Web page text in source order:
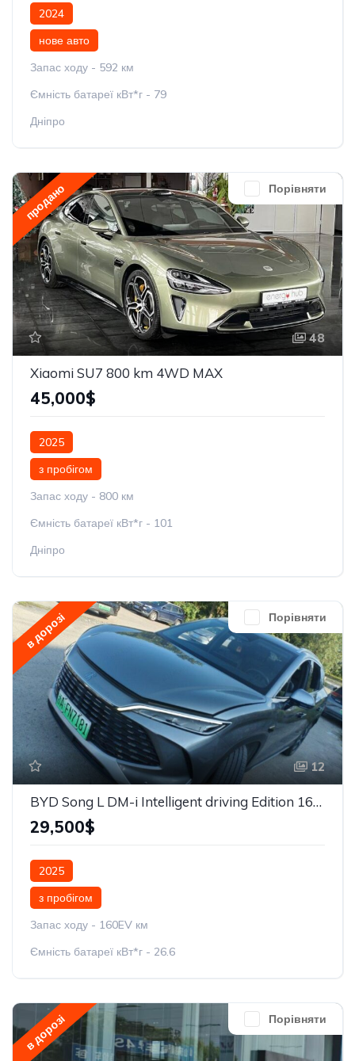
2024
нове авто
Запас ходу - 592 км
Ємність батареї кВт*г - 79
Дніпро
Порівняти
продано
48
Xiaomi SU7 800 km 4WD MAX
45,000$
2025
з пробігом
Запас ходу - 800 км
Ємність батареї кВт*г - 101
Дніпро
Порівняти
в дорозі
12
BYD Song L DM-i Intelligent driving Edition 160km Beyond
29,500$
2025
з пробігом
Запас ходу - 160EV км
Ємність батареї кВт*г - 26.6
Порівняти
в дорозі